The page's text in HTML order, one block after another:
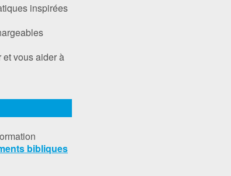
inspirées
vous aider à
bibliques